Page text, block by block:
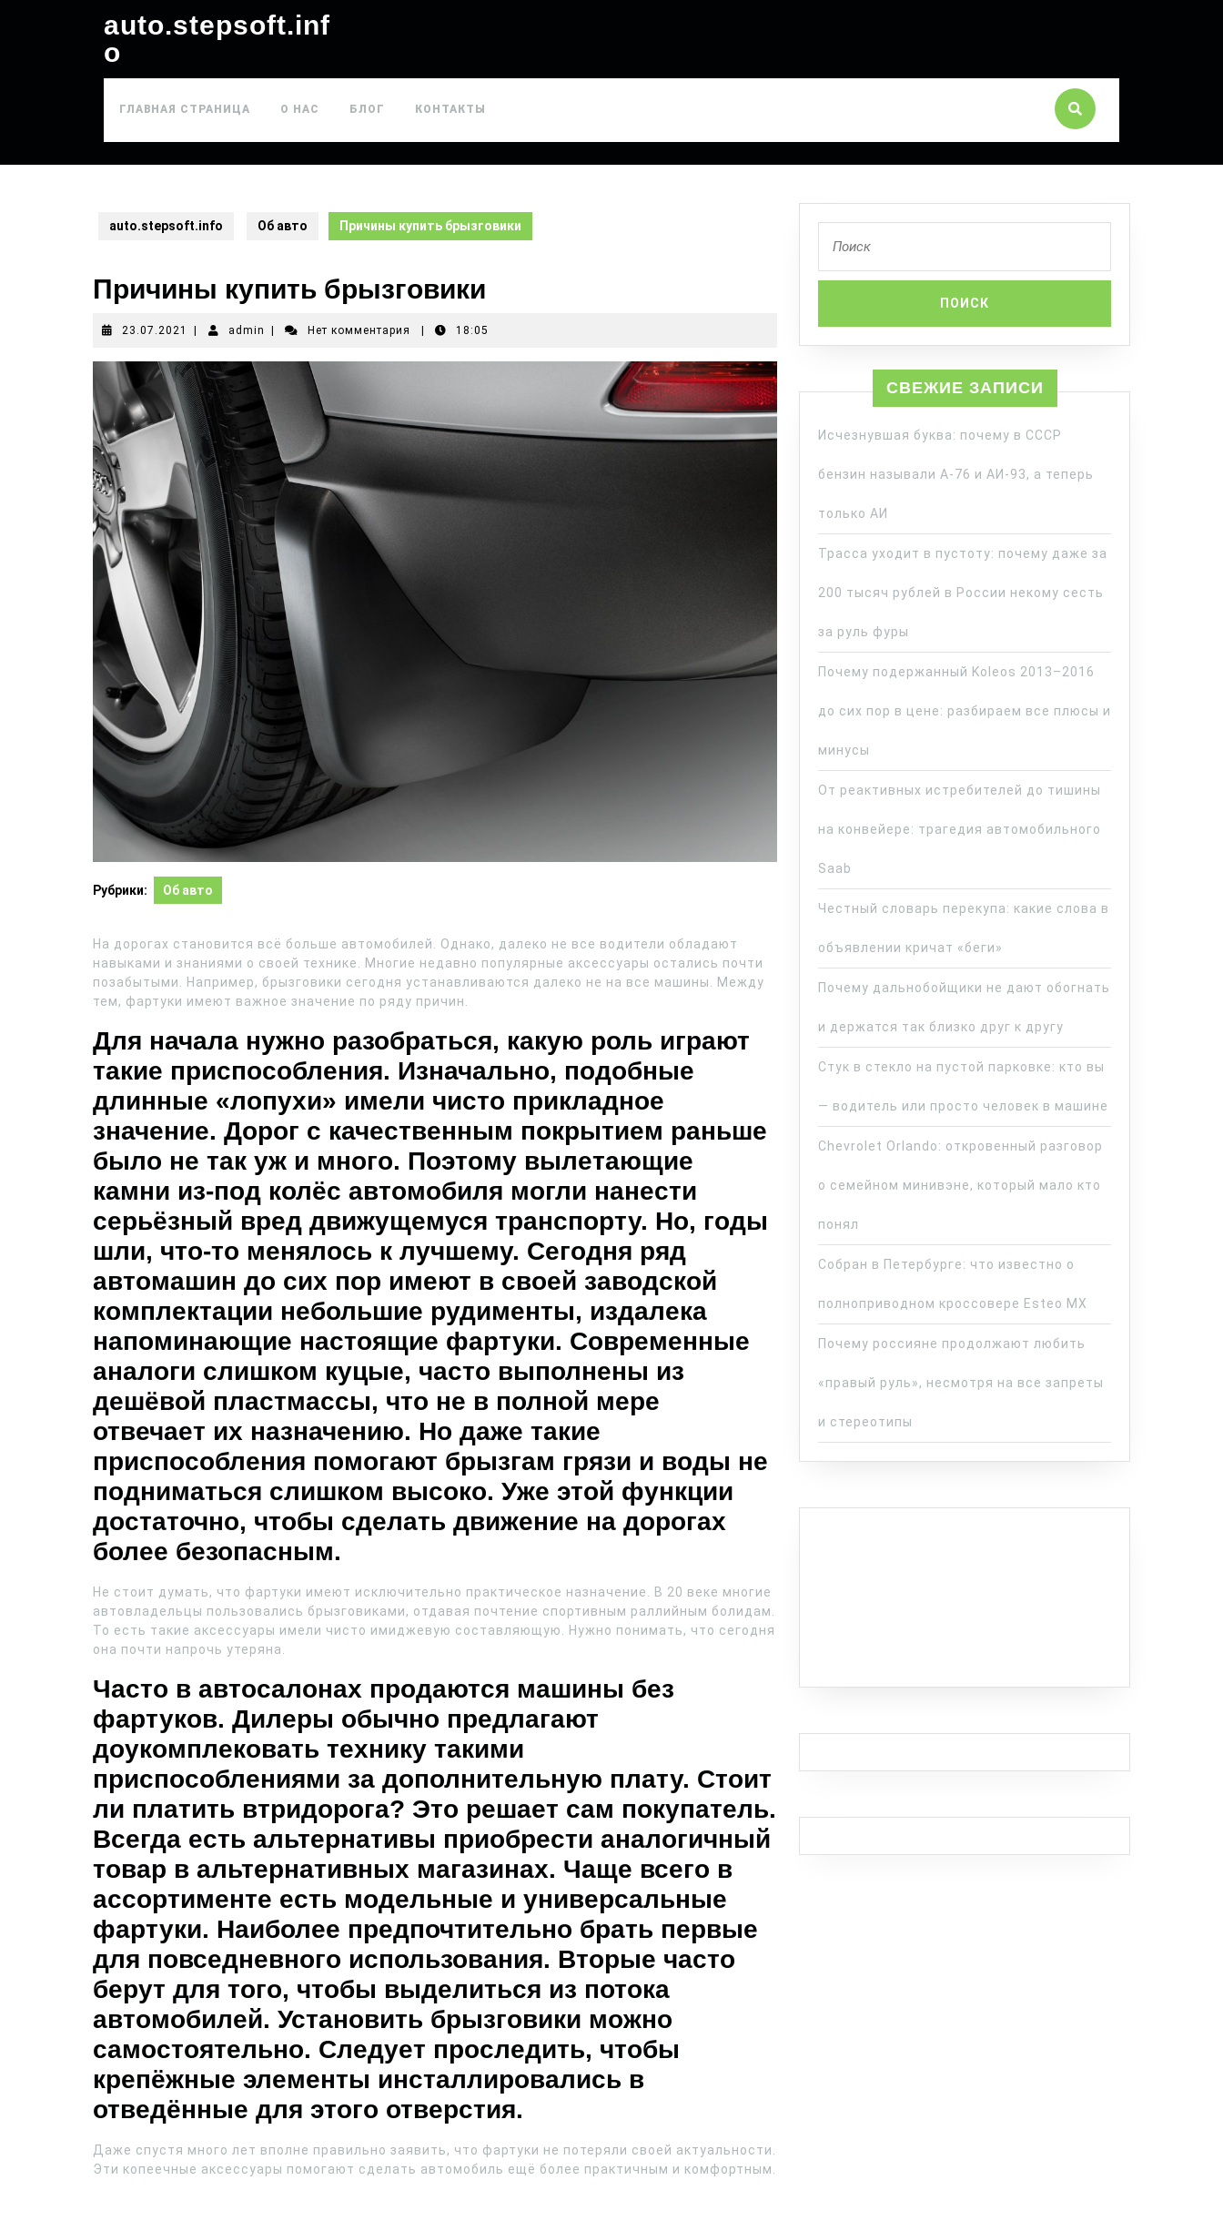
auto.stepsoft.inf
o
ГЛАВНАЯ СТРАНИЦА О НАС БЛОГ КОНТАКТЫ
auto.stepsoft.info Об авто Причины купить брызговики
Причины купить брызговики
23.07.2021 admin Нет комментария 18:05
Рубрики: Об авто
На дорогах становится всё больше автомобилей. Однако, далеко не все водители обладают
навыками и знаниями о своей технике. Многие недавно популярные аксессуары остались почти
позабытыми. Например, брызговики сегодня устанавливаются далеко не на все машины. Между
тем, фартуки имеют важное значение по ряду причин.
Для начала нужно разобраться, какую роль играют
такие приспособления. Изначально, подобные
длинные «лопухи» имели чисто прикладное
значение. Дорог с качественным покрытием раньше
было не так уж и много. Поэтому вылетающие
камни из-под колёс автомобиля могли нанести
серьёзный вред движущемуся транспорту. Но, годы
шли, что-то менялось к лучшему. Сегодня ряд
автомашин до сих пор имеют в своей заводской
комплектации небольшие рудименты, издалека
напоминающие настоящие фартуки. Современные
аналоги слишком куцые, часто выполнены из
дешёвой пластмассы, что не в полной мере
отвечает их назначению. Но даже такие
приспособления помогают брызгам грязи и воды не
подниматься слишком высоко. Уже этой функции
достаточно, чтобы сделать движение на дорогах
более безопасным.
Не стоит думать, что фартуки имеют исключительно практическое назначение. В 20 веке многие
автовладельцы пользовались брызговиками, отдавая почтение спортивным раллийным болидам.
То есть такие аксессуары имели чисто имиджевую составляющую. Нужно понимать, что сегодня
она почти напрочь утеряна.
Часто в автосалонах продаются машины без
фартуков. Дилеры обычно предлагают
доукомплековать технику такими
приспособлениями за дополнительную плату. Стоит
ли платить втридорога? Это решает сам покупатель.
Всегда есть альтернативы приобрести аналогичный
товар в альтернативных магазинах. Чаще всего в
ассортименте есть модельные и универсальные
фартуки. Наиболее предпочтительно брать первые
для повседневного использования. Вторые часто
берут для того, чтобы выделиться из потока
автомобилей. Установить брызговики можно
самостоятельно. Следует проследить, чтобы
крепёжные элементы инсталлировались в
отведённые для этого отверстия.
Даже спустя много лет вполне правильно заявить, что фартуки не потеряли своей актуальности.
Эти копеечные аксессуары помогают сделать автомобиль ещё более практичным и комфортным.
СВЕЖИЕ ЗАПИСИ
Исчезнувшая буква: почему в СССР
бензин называли А-76 и АИ-93, а теперь
только АИ
Трасса уходит в пустоту: почему даже за
200 тысяч рублей в России некому сесть
за руль фуры
Почему подержанный Koleos 2013–2016
до сих пор в цене: разбираем все плюсы и
минусы
От реактивных истребителей до тишины
на конвейере: трагедия автомобильного
Saab
Честный словарь перекупа: какие слова в
объявлении кричат «беги»
Почему дальнобойщики не дают обогнать
и держатся так близко друг к другу
Стук в стекло на пустой парковке: кто вы
— водитель или просто человек в машине
Chevrolet Orlando: откровенный разговор
о семейном минивэне, который мало кто
понял
Собран в Петербурге: что известно о
полноприводном кроссовере Esteo MX
Почему россияне продолжают любить
«правый руль», несмотря на все запреты
и стереотипы